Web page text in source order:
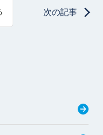
次の記事